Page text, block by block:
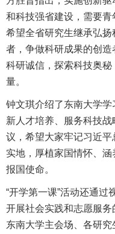
和科技强省建设，需要
希望全省研究生继承弘
者，争做科研成果的创
科研诚信，探索科技奥
量。
钟文琪介绍了东南大学
新人才培养、服务科技
议，希望大家牢记习近
实地，厚植家国情怀、
报国使命。
“开学第一课”活动还通
开展社会实践和志愿服
东南大学主会场、各研